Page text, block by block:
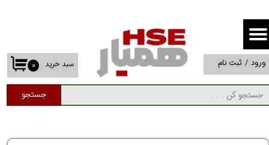
جستجو
۰ سبد خرید ورود / ثبت نام
حساب کاربری من
تغییر گذر واژه
سفارشات